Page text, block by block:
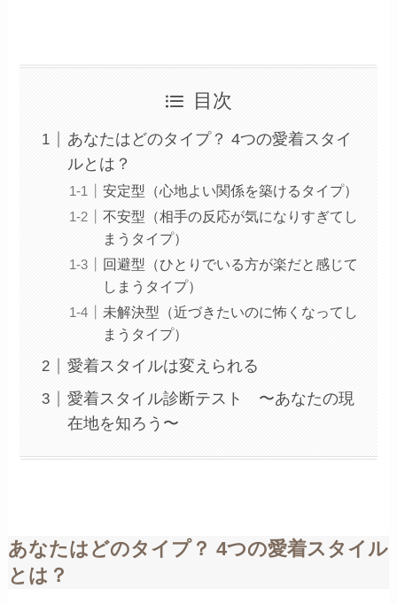
目次
あなたはどのタイプ？ 4つの愛着スタイ
ルとは？
安定型（心地よい関係を築けるタイプ）
不安型（相手の反応が気になりすぎてし
まうタイプ）
回避型（ひとりでいる方が楽だと感じて
しまうタイプ）
未解決型（近づきたいのに怖くなってし
まうタイプ）
愛着スタイルは変えられる
愛着スタイル診断テスト 〜あなたの現
在地を知ろう〜
あなたはどのタイプ？ 4つの愛着スタイル
とは？